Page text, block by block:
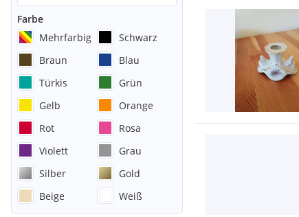
Farbe
Mehrfarbig
Schwarz
Braun
Blau
Türkis
Grün
Gelb
Orange
Rot
Rosa
Violett
Grau
Silber
Gold
Beige
Weiß